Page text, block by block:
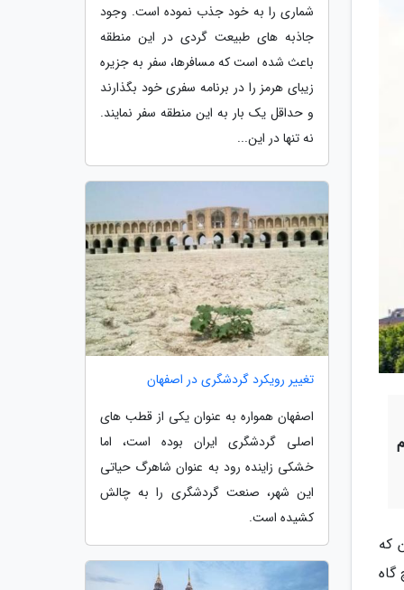
که
گاه
شماری را به خود جذب نموده است. وجود
جاذبه های طبیعت گردی در این منطقه
باعث شده است که مسافرها، سفر به جزیره
زیبای هرمز را در برنامه سفری خود بگذارند
و حداقل یک بار به این منطقه سفر نمایند.
نه تنها در این...
تغییر رویکرد گردشگری در اصفهان
اصفهان همواره به عنوان یکی از قطب های
اصلی گردشگری ایران بوده است، اما
خشکی زاینده رود به عنوان شاهرگ حیاتی
این شهر، صنعت گردشگری را به چالش
کشیده است.